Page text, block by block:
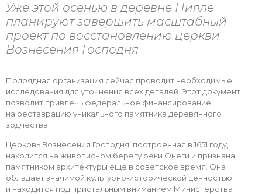
Уже этой осенью в деревне Пияле
планируют завершить масштабный
проект по восстановлению церкви
Вознесения Господня
Подрядная организация сейчас проводит необходимые
исследования для уточнения всех деталей. Этот документ
позволит привлечь федеральное финансирование
на реставрацию уникального памятника деревянного
зодчества.
Церковь Вознесения Господня, построенная в 1651 году,
находится на живописном берегу реки Онеги и признана
памятником архитектуры еще в советское время. Она
обладает значимой культурно-исторической ценностью
и находится под пристальным вниманием Министерства